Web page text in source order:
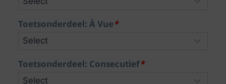
Toetsonderdeel: À Vue*
Toetsonderdeel: Consecutief*